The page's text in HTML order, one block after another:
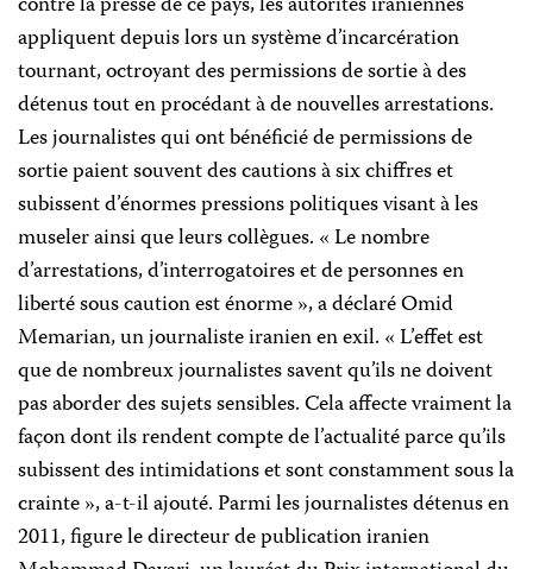
appliquent depuis lors un système d’incarcération
tournant, octroyant des permissions de sortie à des
détenus tout en procédant à de nouvelles arrestations.
Les journalistes qui ont bénéficié de permissions de
sortie paient souvent des cautions à six chiffres et
subissent d’énormes pressions politiques visant à les
museler ainsi que leurs collègues. « Le nombre
d’arrestations, d’interrogatoires et de personnes en
liberté sous caution est énorme », a déclaré Omid
Memarian, un journaliste iranien en exil. « L’effet est
que de nombreux journalistes savent qu’ils ne doivent
pas aborder des sujets sensibles. Cela affecte vraiment la
façon dont ils rendent compte de l’actualité parce qu’ils
subissent des intimidations et sont constamment sous la
crainte », a-t-il ajouté. Parmi les journalistes détenus en
2011, figure le directeur de publication iranien